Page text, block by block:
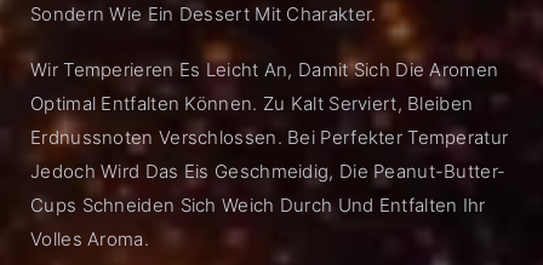
Sondern Wie Ein Dessert Mit Charakter.
Wir Temperieren Es Leicht An, Damit Sich Die Aromen
Optimal Entfalten Können. Zu Kalt Serviert, Bleiben
Erdnussnoten Verschlossen. Bei Perfekter Temperatur
Jedoch Wird Das Eis Geschmeidig, Die Peanut-Butter-
Cups Schneiden Sich Weich Durch Und Entfalten Ihr
Volles Aroma.